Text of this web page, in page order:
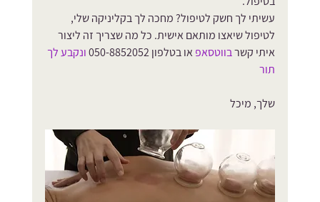
עשיתי לך חשק לטיפול? מחכה לך בקליניקה שלי,
לטיפול שיאצו מותאם אישית. כל מה שצריך זה ליצור
איתי קשר בווטסאפ או בטלפון 050-8852052
ונקבע לך
תור
שלך, מיכל